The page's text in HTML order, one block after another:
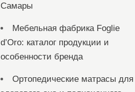
Самары
Мебельная фабрика Foglie
d’Oro: каталог продукции и
особенности бренда
Ортопедические матрасы для